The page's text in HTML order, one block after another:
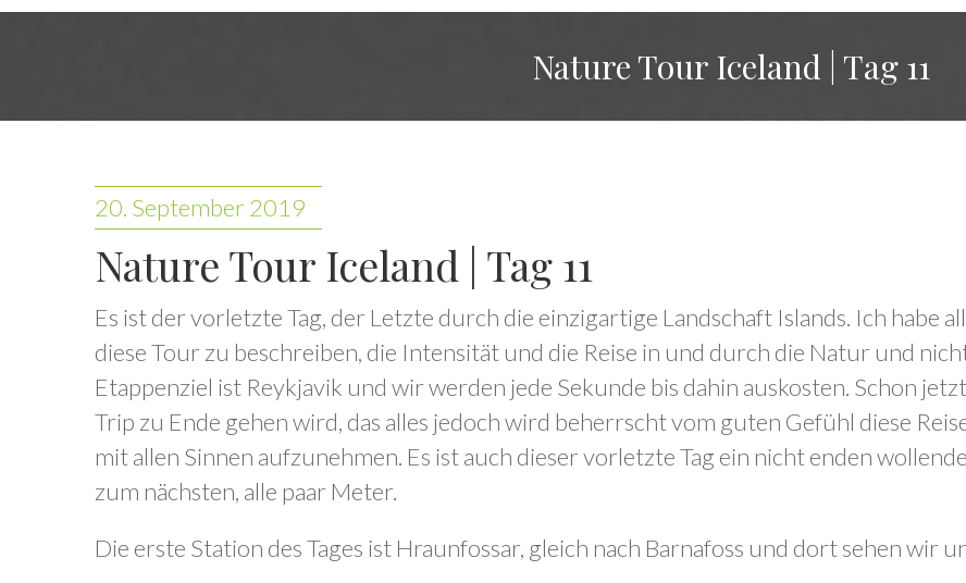
Nature Tour Iceland | Tag 11
20. September 2019
Nature Tour Iceland | Tag 11
Es ist der vorletzte Tag, der Letzte durch die einzigartige Landschaft Islands. Ich habe
diese Tour zu beschreiben, die Intensität und die Reise in und durch die Natur und
Etappenziel ist Reykjavik und wir werden jede Sekunde bis dahin auskosten. Schon
Trip zu Ende gehen wird, das alles jedoch wird beherrscht vom guten Gefühl diese
mit allen Sinnen aufzunehmen. Es ist auch dieser vorletzte Tag ein nicht enden
zum nächsten, alle paar Meter.
Die erste Station des Tages ist Hraunfossar, gleich nach Barnafoss und dort sehen wir